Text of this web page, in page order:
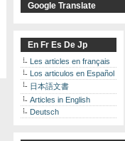
Google Translate
En Fr Es De Jp
Les articles en français
Los articulos en Español
日本語文書
Articles in English
Deutsch